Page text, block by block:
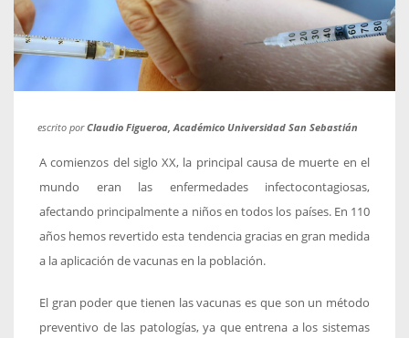
escrito porClaudio Figueroa, Académico Universidad San Sebastián
A comienzos del siglo XX, la principal causa de muerte en el
mundo eran las enfermedades infectocontagiosas,
afectando principalmente a niños en todos los países. En 110
años hemos revertido esta tendencia gracias en gran medida
a la aplicación de vacunas en la población.
El gran poder que tienen las vacunas es que son un método
preventivo de las patologías, ya que entrena a los sistemas